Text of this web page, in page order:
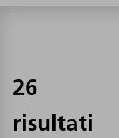
26
risultati